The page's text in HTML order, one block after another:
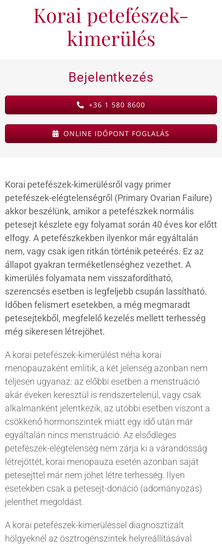
KAPCSOLAT
Korai petefészek-
kimerülés
Bejelentkezés
+36 1 580 8600
ONLINE IDŐPONT FOGLALÁS
Korai petefészek-kimerülésről vagy primer
petefészek-elégtelenségről (Primary Ovarian Failure)
akkor beszélünk, amikor a petefészkek normális
petesejt készlete egy folyamat során 40 éves kor előtt
elfogy. A petefészkekben ilyenkor már egyáltalán
nem, vagy csak igen ritkán történik peteérés. Ez az
állapot gyakran terméketlenséghez vezethet. A
kimerülés folyamata nem visszafordítható,
szerencsés esetben is legfeljebb csupán lassítható.
Időben felismert esetekben, a még megmaradt
petesejtekből, megfelelő kezelés mellett terhesség
még sikeresen létrejöhet.
A korai petefészek-kimerülést néha korai
menopauzaként említik, a két jelenség azonban nem
teljesen ugyanaz: az előbbi esetben a menstruáció
akár éveken keresztül is rendszertelenül, vagy csak
alkalmanként jelentkezik, az utóbbi esetben viszont a
csökkenő hormonszintek miatt egy idő után már
egyáltalán nincs menstruáció. Az elsődleges
petefészek-elégtelenség nem zárja ki a várandósság
létrejöttét, korai menopauza esetén azonban saját
petesejttel már nem jöhet létre terhesség. Ilyen
esetekben csak a petesejt-donáció (adományozás)
jelenthet megoldást.
A korai petefészek-kimerüléssel diagnosztizált
hölgyeknél az ösztrogénszintek helyreállításával